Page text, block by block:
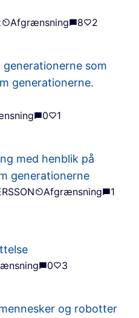
Afgrænsning 8 2
som
generationerne.
0 1
med henblik på
generationerne
Afgrænsning
1
0 3
og robotter